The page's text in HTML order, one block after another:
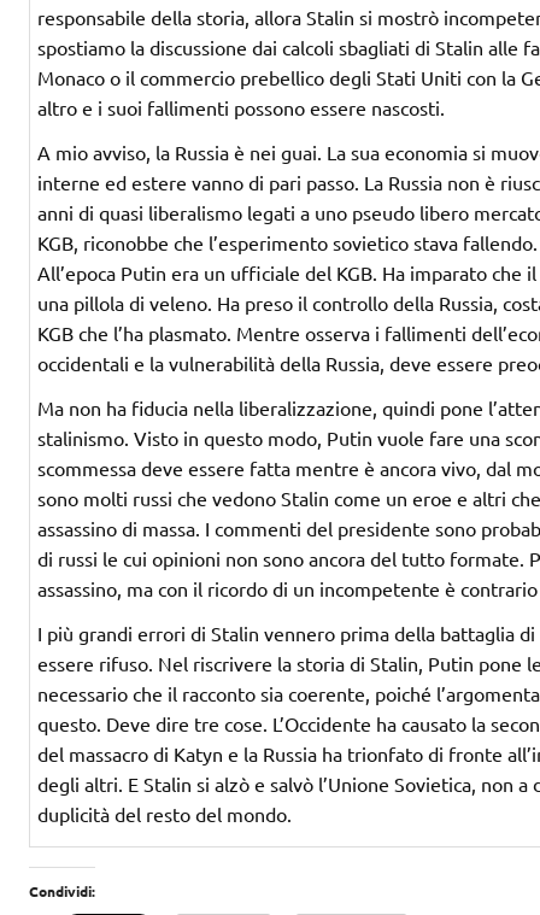
responsabile della storia, allora Stalin si mostrò
spostiamo la discussione dai calcoli sbagliati di Stalin alle
Monaco o il commercio prebellico degli Stati Uniti con la
altro e i suoi fallimenti possono essere nascosti.
A mio avviso, la Russia è nei guai. La sua economia si
interne ed estere vanno di pari passo. La Russia non è
anni di quasi liberalismo legati a uno pseudo libero
KGB, riconobbe che l’esperimento sovietico stava
All’epoca Putin era un ufficiale del KGB. Ha imparato che
una pillola di veleno. Ha preso il controllo della Russia,
KGB che l’ha plasmato. Mentre osserva i fallimenti
occidentali e la vulnerabilità della Russia, deve essere
Ma non ha fiducia nella liberalizzazione, quindi pone
stalinismo. Visto in questo modo, Putin vuole fare una
scommessa deve essere fatta mentre è ancora vivo, dal
sono molti russi che vedono Stalin come un eroe e altri
assassino di massa. I commenti del presidente sono
di russi le cui opinioni non sono ancora del tutto formate.
assassino, ma con il ricordo di un incompetente è
I più grandi errori di Stalin vennero prima della battaglia
essere rifuso. Nel riscrivere la storia di Stalin, Putin pone
necessario che il racconto sia coerente, poiché
questo. Deve dire tre cose. L’Occidente ha causato la
del massacro di Katyn e la Russia ha trionfato di fronte
degli altri. E Stalin si alzò e salvò l’Unione Sovietica, non
duplicità del resto del mondo.
Condividi: